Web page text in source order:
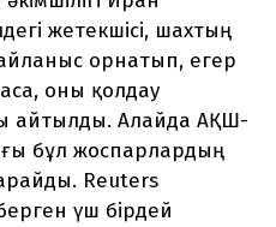
жетекшісі, шахтың
орнатып, егер
оны қолдау
айтылды. Алайда АҚШ-
бұл жоспарлардың
Reuters
берген үш бірдей